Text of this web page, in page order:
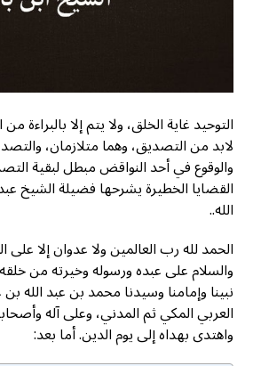
التوحيد غاية الخلق، ولا يتم إلا بالبراءة
لابد من التصديق، وهما متلازمان،
والوقوع في أحد النواقض مبطل لبقية
القضايا الخطيرة يشرحها فضيلة الشيخ
الله..
الحمد لله رب العالمين ولا عدوان إلا على
والسلام على عبده ورسوله وخيرته من
نبينا وإمامنا وسيدنا محمد بن عبد الله
العربي المكي ثم المدني، وعلى آله
واهتدى بهداه إلى يوم الدين. أما بعد: